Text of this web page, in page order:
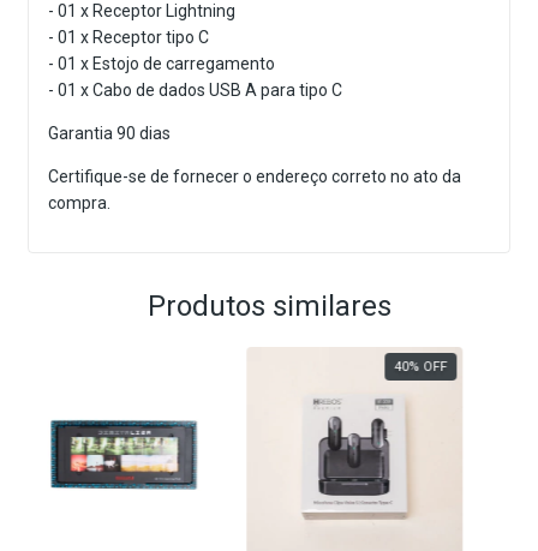
- 01 x Receptor Lightning
- 01 x Receptor tipo C
- 01 x Estojo de carregamento
- 01 x Cabo de dados USB A para tipo C
Garantia 90 dias
Certifique-se de fornecer o endereço correto no ato da
compra.
Produtos similares
40% OFF